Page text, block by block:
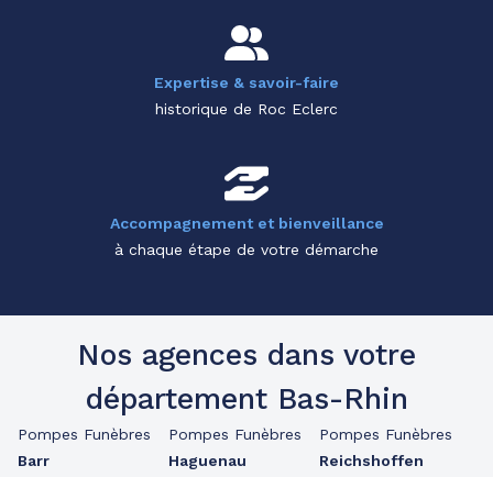
Expertise & savoir-faire
historique de Roc Eclerc
Accompagnement et bienveillance
à chaque étape de votre démarche
Nos agences dans votre
département Bas-Rhin
Pompes Funèbres
Barr
Pompes Funèbres
Haguenau
Pompes Funèbres
Reichshoffen